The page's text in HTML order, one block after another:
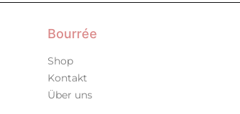
Bourrée
Shop
Kontakt
Über uns